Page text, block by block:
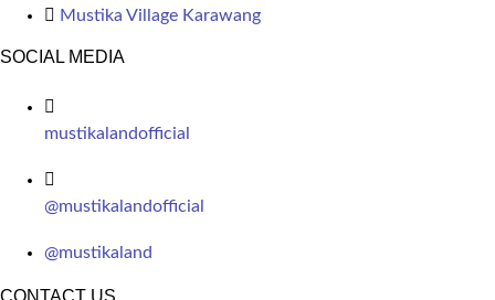
Mustika Village Karawang
SOCIAL MEDIA
mustikalandofficial
@mustikalandofficial
@mustikaland
CONTACT US